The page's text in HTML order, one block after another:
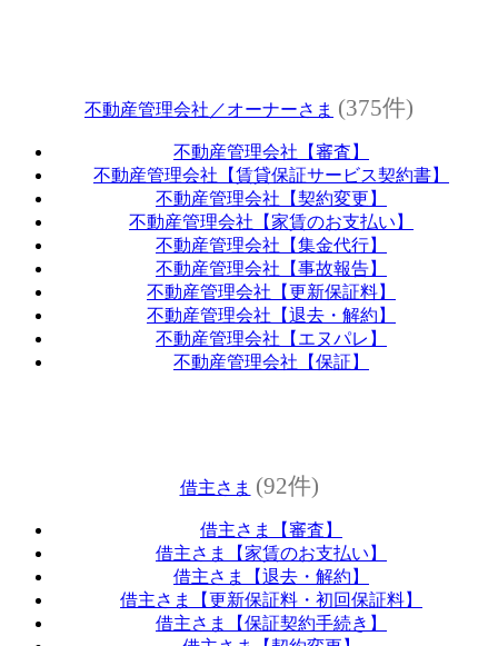
不動産管理会社／オーナーさま (375件)
不動産管理会社【審査】
不動産管理会社【賃貸保証サービス契約書】
不動産管理会社【契約変更】
不動産管理会社【家賃のお支払い】
不動産管理会社【集金代行】
不動産管理会社【事故報告】
不動産管理会社【更新保証料】
不動産管理会社【退去・解約】
不動産管理会社【エヌパレ】
不動産管理会社【保証】
借主さま (92件)
借主さま【審査】
借主さま【家賃のお支払い】
借主さま【退去・解約】
借主さま【更新保証料・初回保証料】
借主さま【保証契約手続き】